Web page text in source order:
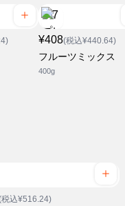
¥408(税込¥440.64)
フルーツミックス
400g
税込¥516.24)